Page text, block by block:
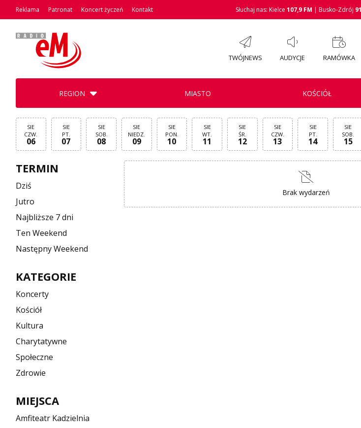
Reklama Patronat Koncert życzeń Kontakt Słuchaj nas: Kielce 107,9 FM | Busko-Zdrój
TWÓJNEWS AUDYCJE RAMÓWKA
REGION MIASTO KOŚCIÓŁ
SIE
CZW.
06
SIE
PT.
07
SIE
SOB.
08
SIE
NIEDZ.
09
SIE
PON.
10
SIE
WT.
11
SIE
ŚR.
12
SIE
CZW.
13
SIE
PT.
14
SIE
SOB.
15
TERMIN
Dziś
Jutro
Najbliższe 7 dni
Ten Weekend
Następny Weekend
KATEGORIE
Koncerty
Kościół
Kultura
Charytatywne
Społeczne
Zdrowie
MIEJSCA
Amfiteatr Kadzielnia
Brak wydarzeń